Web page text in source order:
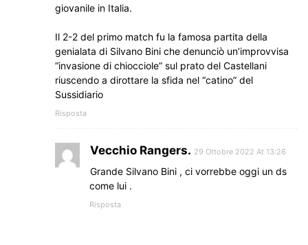
giovanile in Italia.
Il 2-2 del primo match fu la famosa partita della
genialata di Silvano Bini che denunciò un’improvvisa
“invasione di chiocciole” sul prato del Castellani
riuscendo a dirottare la sfida nel “catino” del
Sussidiario
Risposta
Vecchio Rangers. 29 Ottobre 2022 At 13:26
Grande Silvano Bini , ci vorrebbe oggi un ds
come lui .
Risposta